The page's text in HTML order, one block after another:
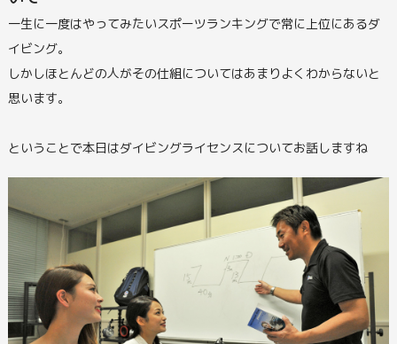
一生に一度はやってみたいスポーツランキングで常に上位にあるダ
イビング。
しかしほとんどの人がその仕組についてはあまりよくわからないと
思います。
ということで本日はダイビングライセンスについてお話しますね